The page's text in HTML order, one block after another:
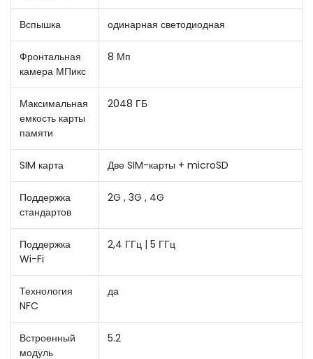
Вспышка одинарная светодиодная
Фронтальная
камера МПикс
8 Мп
Максимальная
емкость карты
памяти
2048 ГБ
SIM карта Две SIM-карты + microSD
Поддержка
стандартов
2G , 3G , 4G
Поддержка
Wi-Fi
2,4 ГГц | 5 ГГц
Технология
NFC
да
Встроенный
модуль
5.2